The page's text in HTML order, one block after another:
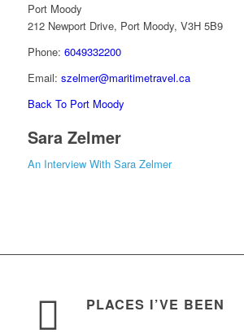
Port Moody
212 Newport Drive, Port Moody, V3H 5B9
Phone: 6049332200
Email: szelmer@maritimetravel.ca
Back To Port Moody
Sara Zelmer
An Interview With Sara Zelmer
PLACES I’VE BEEN